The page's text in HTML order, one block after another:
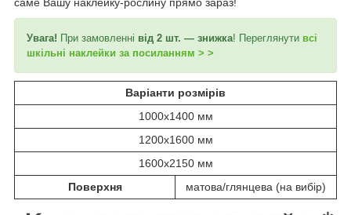
саме Вашу наклейку-рослину прямо зараз!
Увага! При замовленні від 2 шт. — знижка! Переглянути всі
шкільні наклейки за посиланням > >
Варіанти розмірів
1000x1400 мм
1200x1600 мм
1600x2150 мм
Поверхня
матова/глянцева (на вибір)